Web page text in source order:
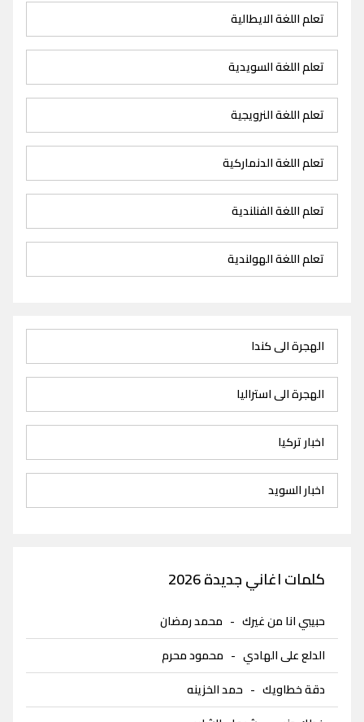
تعلم اللغة الايطالية
تعلم اللغة السويدية
تعلم اللغة النرويجية
تعلم اللغة الدنماركية
تعلم اللغة الفنلندية
تعلم اللغة الهولندية
الهجرة الى كندا
الهجرة الى استراليا
اخبار تركيا
اخبار السويد
كلمات اغاني جديدة 2026
حبيبي انا من غيرك - محمد رمضان
الدلع على الهادي - محمود محرم
دقة خطاويك - حمد الخزينه